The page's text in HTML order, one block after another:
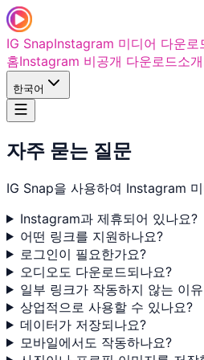
IG SnapInstagram 미디어 다운로
홈Instagram 비공개 다운로드소개
한국어
자주 묻는 질문
IG Snap을 사용하여 Instagram
Instagram과 제휴되어 있나요?
어떤 링크를 지원하나요?
로그인이 필요한가요?
오디오도 다운로드되나요?
일부 링크가 작동하지 않는 이
상업적으로 사용할 수 있나요?
데이터가 저장되나요?
모바일에서도 작동하나요?